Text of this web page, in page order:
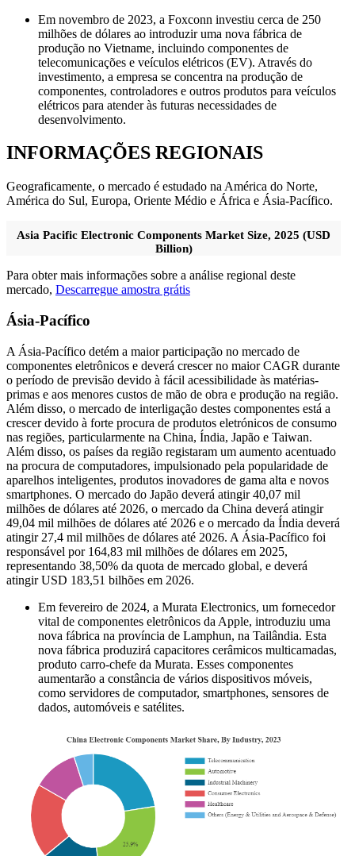
Em novembro de 2023, a Foxconn investiu cerca de 250
milhões de dólares ao introduzir uma nova fábrica de
produção no Vietname, incluindo componentes de
telecomunicações e veículos elétricos (EV). Através do
investimento, a empresa se concentra na produção de
componentes, controladores e outros produtos para veículos
elétricos para atender às futuras necessidades de
desenvolvimento.
INFORMAÇÕES REGIONAIS
Geograficamente, o mercado é estudado na América do Norte,
América do Sul, Europa, Oriente Médio e África e Ásia-Pacífico.
Asia Pacific Electronic Components Market Size, 2025 (USD
Billion)
Para obter mais informações sobre a análise regional deste
mercado, Descarregue amostra grátis
Ásia-Pacífico
A Ásia-Pacífico detém a maior participação no mercado de
componentes eletrônicos e deverá crescer no maior CAGR durante
o período de previsão devido à fácil acessibilidade às matérias-
primas e aos menores custos de mão de obra e produção na região.
Além disso, o mercado de interligação destes componentes está a
crescer devido à forte procura de produtos eletrónicos de consumo
nas regiões, particularmente na China, Índia, Japão e Taiwan.
Além disso, os países da região registaram um aumento acentuado
na procura de computadores, impulsionado pela popularidade de
aparelhos inteligentes, produtos inovadores de gama alta e novos
smartphones. O mercado do Japão deverá atingir 40,07 mil
milhões de dólares até 2026, o mercado da China deverá atingir
49,04 mil milhões de dólares até 2026 e o mercado da Índia deverá
atingir 27,4 mil milhões de dólares até 2026. A Ásia-Pacífico foi
responsável por 164,83 mil milhões de dólares em 2025,
representando 38,50% da quota de mercado global, e deverá
atingir USD 183,51 bilhões em 2026.
Em fevereiro de 2024, a Murata Electronics, um fornecedor
vital de componentes eletrônicos da Apple, introduziu uma
nova fábrica na província de Lamphun, na Tailândia. Esta
nova fábrica produzirá capacitores cerâmicos multicamadas,
produto carro-chefe da Murata. Esses componentes
aumentarão a constância de vários dispositivos móveis,
como servidores de computador, smartphones, sensores de
dados, automóveis e satélites.